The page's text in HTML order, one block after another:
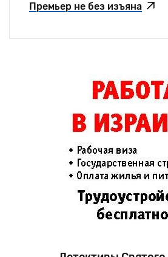
Премьер не без изъяна